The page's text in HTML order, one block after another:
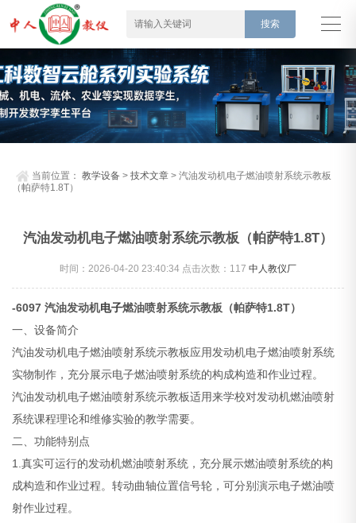
当前位置：教学设备 >技术文章 > 汽油发动机电子燃油喷射系统示教板
（帕萨特1.8T）
汽油发动机电子燃油喷射系统示教板（帕萨特1.8T）
时间：2026-04-20 23:40:34 点击次数： 117 中人教仪厂
-6097 汽油发动机电子燃油喷射系统示教板（帕萨特1.8T）
一、设备简介
汽油发动机电子燃油喷射系统示教板应用发动机电子燃油喷射系统
实物制作，充分展示电子燃油喷射系统的构成构造和作业过程。
汽油发动机电子燃油喷射系统示教板适用来学校对发动机燃油喷射
系统课程理论和维修实验的教学需要。
二、功能特别点
1.真实可运行的发动机燃油喷射系统，充分展示燃油喷射系统的构
成构造和作业过程。转动曲轴位置信号轮，可分别演示电子燃油喷
射作业过程。